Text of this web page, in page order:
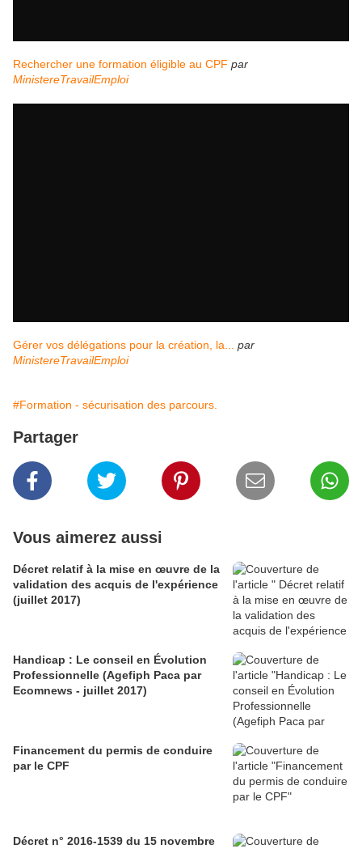
Rechercher une formation éligible au CPF par
MinistereTravailEmploi
Gérer vos délégations pour la création, la...
par
MinistereTravailEmploi
#Formation - sécurisation des parcours.
Partager
Vous aimerez aussi
Décret relatif à la mise en œuvre de la
validation des acquis de l'expérience
(juillet 2017)
Handicap : Le conseil en Évolution
Professionnelle (Agefiph Paca par
Ecomnews - juillet 2017)
Financement du permis de conduire
par le CPF
Décret n° 2016-1539 du 15 novembre